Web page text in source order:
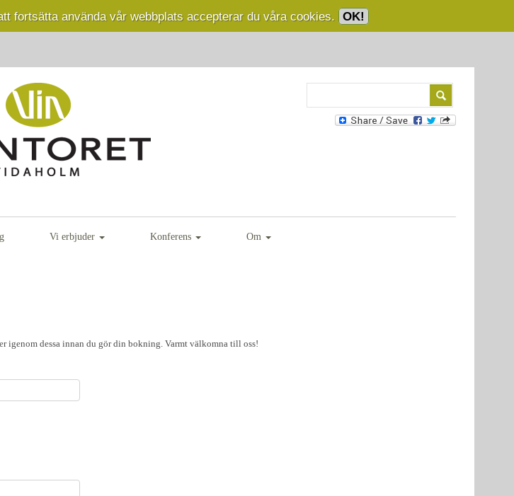
fortsätta använda vår webbplats accepterar du våra cookies. OK!
Vi erbjuder Konferens Om
igenom dessa innan du gör din bokning. Varmt välkomna till oss!